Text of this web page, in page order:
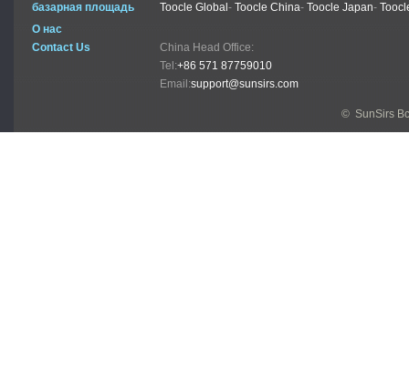
базарная площадь
Toocle Global - Toocle China- Toocle Japan-
О нас
Contact Us
China Head Office:
Tel:+86 571 87759010
Email:support@sunsirs.com
© SunSirs